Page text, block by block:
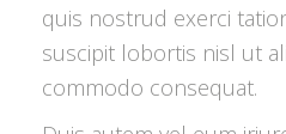
quis nostrud exerci
suscipit lobortis nisl ut
commodo consequat.